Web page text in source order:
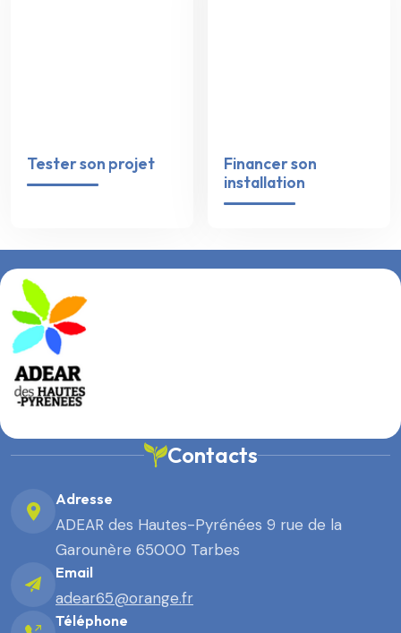
Tester son projet
Financer son
installation
Contacts
Adresse
ADEAR des Hautes-Pyrénées 9 rue de la
Garounère 65000 Tarbes
Email
adear65@orange.fr
Téléphone